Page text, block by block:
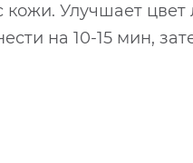
Улучшает цвет
на 10-15 мин,